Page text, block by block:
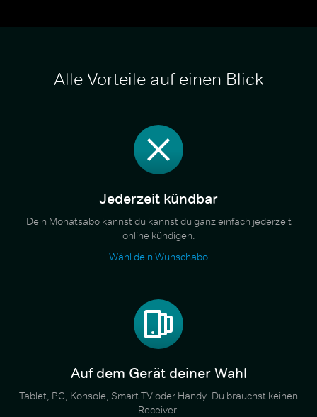
Alle Vorteile auf einen Blick
Jederzeit kündbar
Dein Monatsabo kannst du kannst du ganz einfach jederzeit
online kündigen.
Wähl dein Wunschabo
Auf dem Gerät deiner Wahl
Tablet, PC, Konsole, Smart TV oder Handy. Du brauchst keinen
Receiver.